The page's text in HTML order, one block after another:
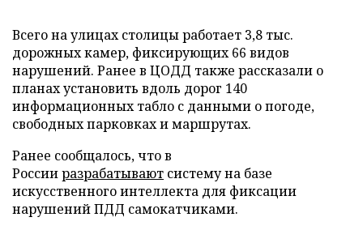
Всего на улицах столицы работает 3,8 тыс.
дорожных камер, фиксирующих 66 видов
нарушений. Ранее в ЦОДД также рассказали о
планах установить вдоль дорог 140
информационных табло с данными о погоде,
свободных парковках и маршрутах.
Ранее сообщалось, что в
Россииразрабатывают систему на базе
искусственного интеллекта для фиксации
нарушений ПДД самокатчиками.